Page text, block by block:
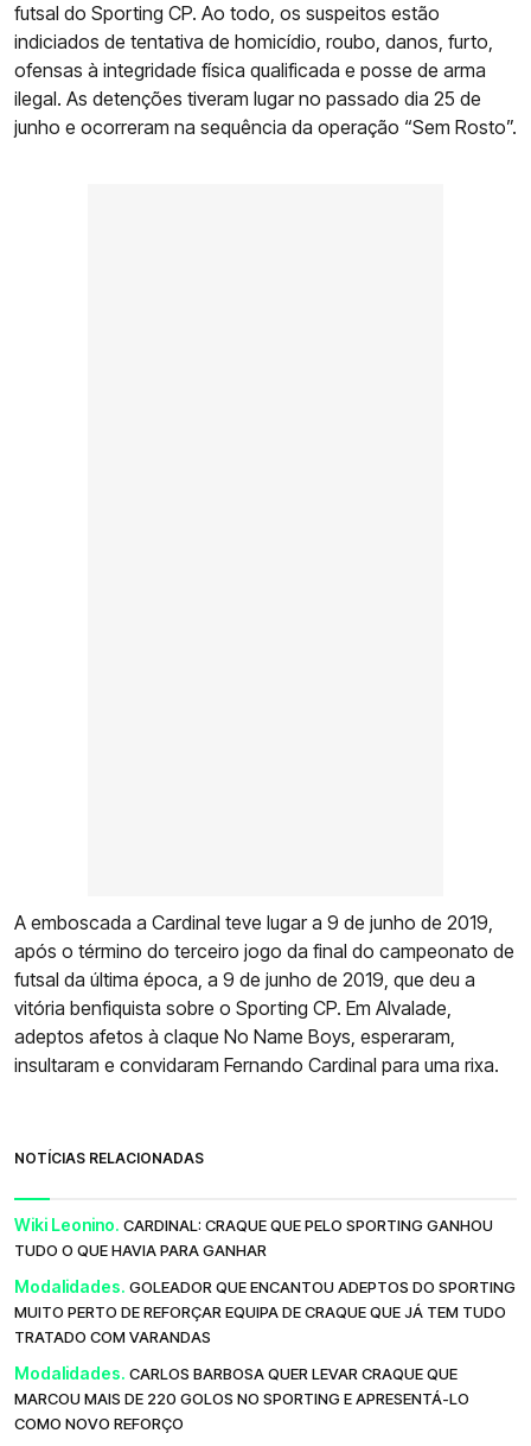
futsal do Sporting CP. Ao todo, os suspeitos estão
indiciados de tentativa de homicídio, roubo, danos, furto,
ofensas à integridade física qualificada e posse de arma
ilegal. As detenções tiveram lugar no passado dia 25 de
junho e ocorreram na sequência da operação “Sem Rosto”.
A emboscada a Cardinal teve lugar a 9 de junho de 2019,
após o término do terceiro jogo da final do campeonato de
futsal da última época, a 9 de junho de 2019, que deu a
vitória benfiquista sobre o Sporting CP. Em Alvalade,
adeptos afetos à claque No Name Boys, esperaram,
insultaram e convidaram Fernando Cardinal para uma rixa.
NOTÍCIAS RELACIONADAS
Wiki Leonino. CARDINAL: CRAQUE QUE PELO SPORTING GANHOU
TUDO O QUE HAVIA PARA GANHAR
Modalidades. GOLEADOR QUE ENCANTOU ADEPTOS DO SPORTING
MUITO PERTO DE REFORÇAR EQUIPA DE CRAQUE QUE JÁ TEM TUDO
TRATADO COM VARANDAS
Modalidades. CARLOS BARBOSA QUER LEVAR CRAQUE QUE
MARCOU MAIS DE 220 GOLOS NO SPORTING E APRESENTÁ-LO
COMO NOVO REFORÇO